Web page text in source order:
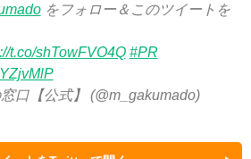
をフォロー＆このツイートを
t.co/shTowFVO4Q #PR
口【公式】 (@m_gakumado)